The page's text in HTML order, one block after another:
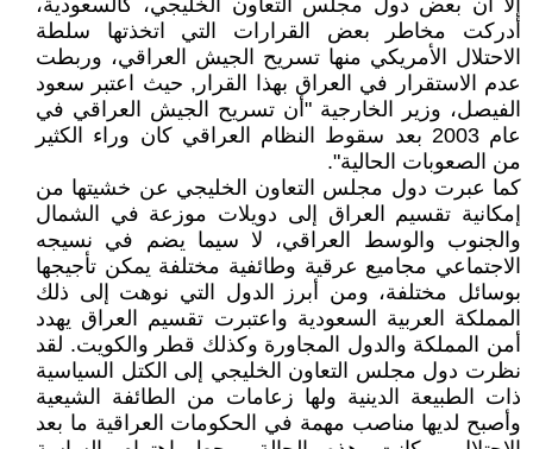
إلا أن بعض دول مجلس التعاون الخليجي، كالسعودية،
أدركت مخاطر بعض القرارات التي اتخذتها سلطة
الاحتلال الأمريكي منها تسريح الجيش العراقي، وربطت
عدم الاستقرار في العراق بهذا القرار, حيث اعتبر سعود
الفيصل، وزير الخارجية "أن تسريح الجيش العراقي في
عام 2003 بعد سقوط النظام العراقي كان وراء الكثير
من الصعوبات الحالية".
كما عبرت دول مجلس التعاون الخليجي عن خشيتها من
إمكانية تقسيم العراق إلى دويلات موزعة في الشمال
والجنوب والوسط العراقي، لا سيما يضم في نسيجه
الاجتماعي مجاميع عرقية وطائفية مختلفة يمكن تأجيجها
بوسائل مختلفة، ومن أبرز الدول التي نوهت إلى ذلك
المملكة العربية السعودية واعتبرت تقسيم العراق يهدد
أمن المملكة والدول المجاورة وكذلك قطر والكويت. لقد
نظرت دول مجلس التعاون الخليجي إلى الكتل السياسية
ذات الطبيعة الدينية ولها زعامات من الطائفة الشيعية
وأصبح لديها مناصب مهمة في الحكومات العراقية ما بعد